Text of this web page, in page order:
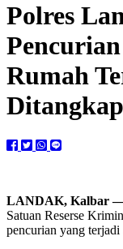
Polres
Rumah
LANDAK, Kalbar
Satuan Reserse
pencurian yang